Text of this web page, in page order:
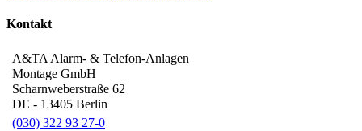
Kontakt
A&TA Alarm- & Telefon-Anlagen
Montage GmbH
Scharnweberstraße 62
DE - 13405 Berlin
(030) 322 93 27-0